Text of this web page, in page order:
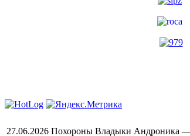
27.06.2026 Похороны Владыки Андроника